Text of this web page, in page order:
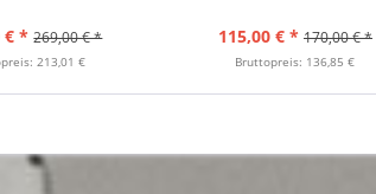
€ * 269,00 € *
213,01 €
115,00 € * 170,00 € *
Bruttopreis: 136,85 €